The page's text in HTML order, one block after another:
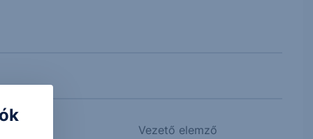
Vezető elemző